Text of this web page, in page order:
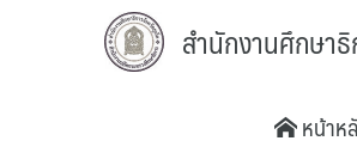
สำนักงานศึกษา
หน้าห